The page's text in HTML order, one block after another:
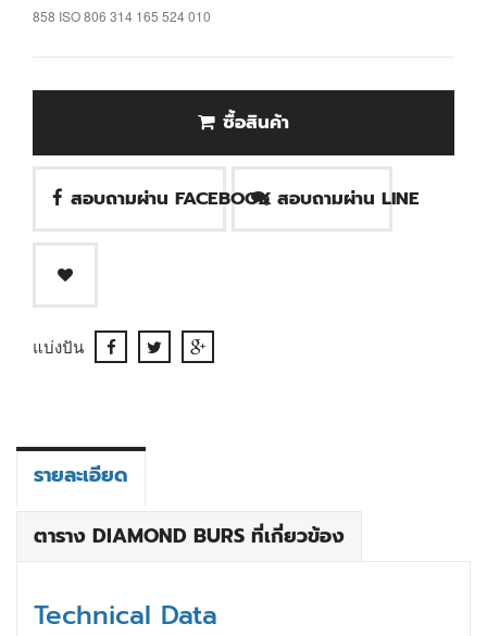
858 ISO 806 314 165 524 010
ซื้อสินค้า
สอบถามผ่าน FACEBOOK สอบถามผ่าน LINE
แบ่งปัน
รายละเอียด
ตาราง DIAMOND BURS ที่เกี่ยวข้อง
Technical Data